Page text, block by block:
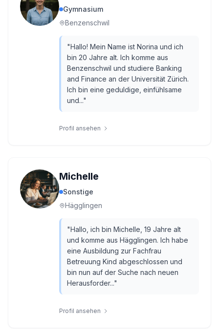
Gymnasium
Benzenschwil
"Hallo! Mein Name ist Norina und ich
bin 20 Jahre alt. Ich komme aus
Benzenschwil und studiere Banking
and Finance an der Universität Zürich.
Ich bin eine geduldige, einfühlsame
und..."
Profil ansehen
Michelle
Sonstige
Hägglingen
"Hallo, ich bin Michelle, 19 Jahre alt
und komme aus Hägglingen. Ich habe
eine Ausbildung zur Fachfrau
Betreuung Kind abgeschlossen und
bin nun auf der Suche nach neuen
Herausforder..."
Profil ansehen